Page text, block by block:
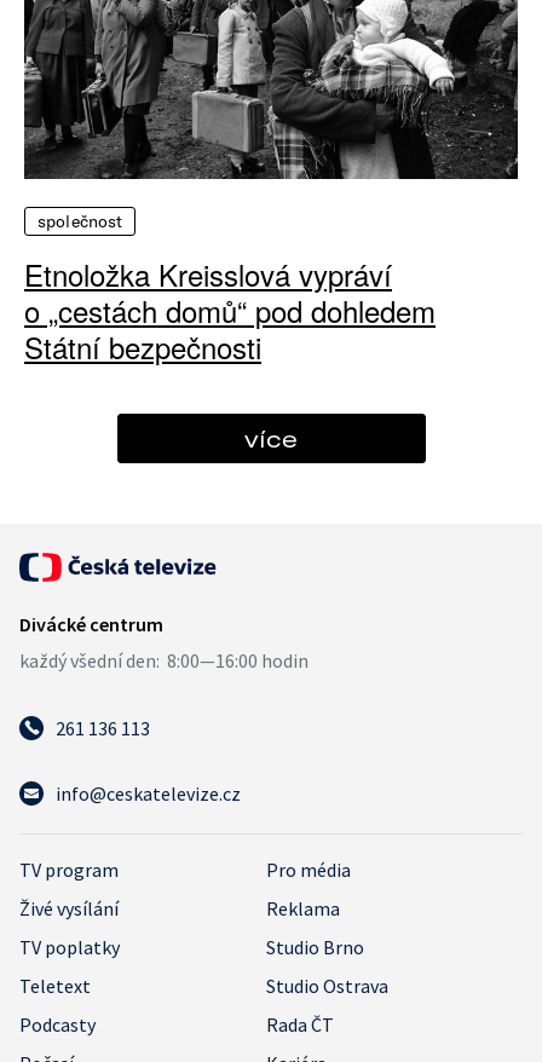
společnost
Etnoložka Kreisslová vypráví
o „cestách domů“ pod dohledem
Státní bezpečnosti
více
261 136 113
info@ceskatelevize.cz
TV program
Pro média
Živé vysílání
Reklama
TV poplatky
Studio Brno
Teletext
Studio Ostrava
Podcasty
Rada ČT